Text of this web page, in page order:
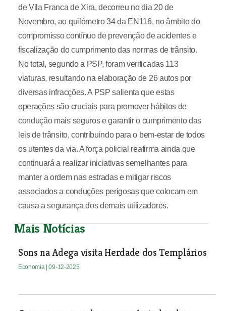
de Vila Franca de Xira, decorreu no dia 20 de
Novembro, ao quilómetro 34 da EN116, no âmbito do
compromisso contínuo de prevenção de acidentes e
fiscalização do cumprimento das normas de trânsito.
No total, segundo a PSP, foram verificadas 113
viaturas, resultando na elaboração de 26 autos por
diversas infracções. A PSP salienta que estas
operações são cruciais para promover hábitos de
condução mais seguros e garantir o cumprimento das
leis de trânsito, contribuindo para o bem-estar de todos
os utentes da via. A força policial reafirma ainda que
continuará a realizar iniciativas semelhantes para
manter a ordem nas estradas e mitigar riscos
associados a conduções perigosas que colocam em
causa a segurança dos demais utilizadores.
Mais Notícias
Sons na Adega visita Herdade dos Templários
Economia | 09-12-2025